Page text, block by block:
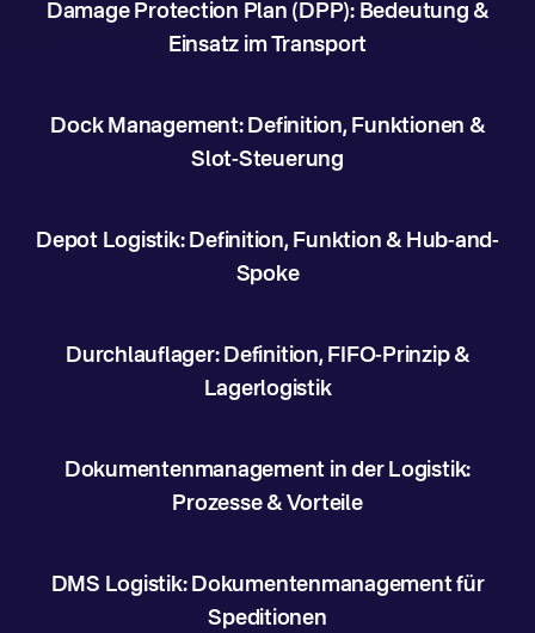
Damage Protection Plan (DPP): Bedeutung &
Einsatz im Transport
Dock Management: Definition, Funktionen &
Slot-Steuerung
Depot Logistik: Definition, Funktion & Hub-and-
Spoke
Durchlauflager: Definition, FIFO-Prinzip &
Lagerlogistik
Dokumentenmanagement in der Logistik:
Prozesse & Vorteile
DMS Logistik: Dokumentenmanagement für
Speditionen